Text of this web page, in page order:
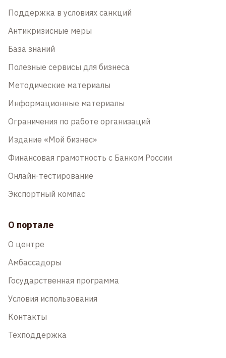
Поддержка в условиях санкций
Антикризисные меры
База знаний
Полезные сервисы для бизнеса
Методические материалы
Информационные материалы
Ограничения по работе организаций
Издание «Мой бизнес»
Финансовая грамотность с Банком России
Онлайн-тестирование
Экспортный компас
О портале
О центре
Амбассадоры
Государственная программа
Условия использования
Контакты
Техподдержка